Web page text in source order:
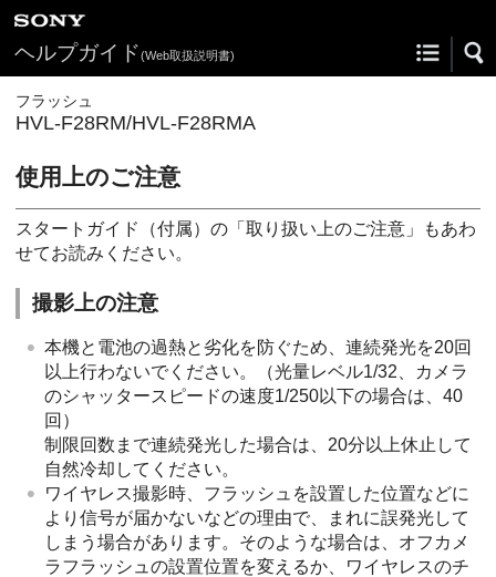
ヘルプガイド(Web取扱説明書)
フラッシュ
HVL-F28RM/HVL-F28RMA
使用上のご注意
スタートガイド（付属）の「取り扱い上のご注意」もあわ
せてお読みください。
撮影上の注意
本機と電池の過熱と劣化を防ぐため、連続発光を20回
以上行わないでください。（光量レベル1/32、カメラ
のシャッタースピードの速度1/250以下の場合は、40
回）
制限回数まで連続発光した場合は、20分以上休止して
自然冷却してください。
ワイヤレス撮影時、フラッシュを設置した位置などに
より信号が届かないなどの理由で、まれに誤発光して
しまう場合があります。そのような場合は、オフカメ
ラフラッシュの設置位置を変えるか、ワイヤレスのチ